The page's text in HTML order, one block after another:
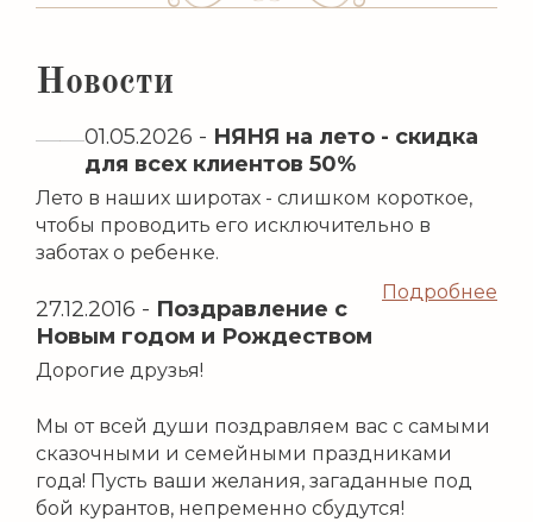
Новости
01.05.2026 - НЯНЯ на лето - скидка
для всех клиентов 50%
Лето в наших широтах - слишком короткое,
чтобы проводить его исключительно в
заботах о ребенке.
Подробнее
27.12.2016 - Поздравление с
Новым годом и Рождеством
Дорогие друзья!
Мы от всей души поздравляем вас с самыми
сказочными и семейными праздниками
года! Пусть ваши желания, загаданные под
бой курантов, непременно сбудутся!